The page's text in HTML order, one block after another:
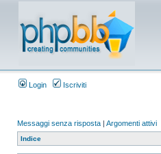
Login Iscriviti
Messaggi senza risposta | Argomenti attivi
Indice